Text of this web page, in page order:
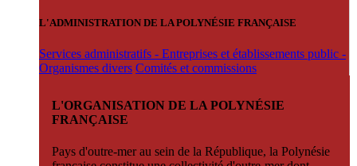
L'ADMINISTRATION DE LA POLYNÉSIE FRANÇAISE
Services administratifs - Entreprises et établissements public -
Organismes divers Comités et commissions
L'ORGANISATION DE LA POLYNÉSIE
FRANÇAISE
Pays d'outre-mer au sein de la République, la Polynésie